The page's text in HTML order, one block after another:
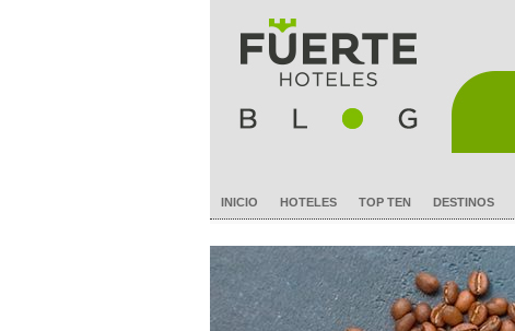
INICIO HOTELES TOP TEN DESTINOS